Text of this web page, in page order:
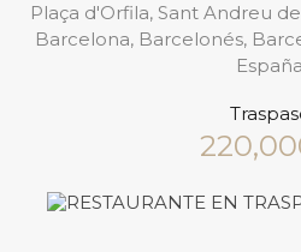
Plaça d'Orfila, Sant Andreu
Barcelona, Barcelonés,
España